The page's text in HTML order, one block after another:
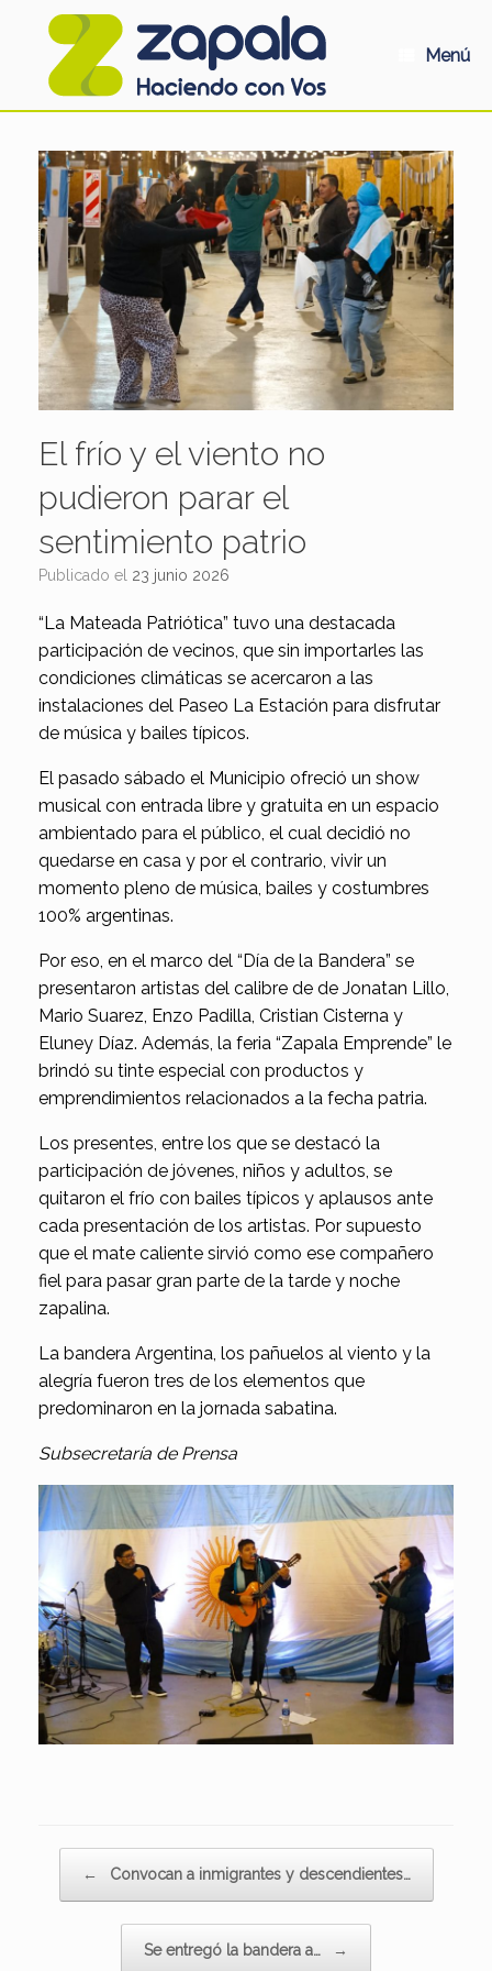
Menú
El frío y el viento no
pudieron parar el
sentimiento patrio
Publicado el 23 junio 2026
“La Mateada Patriótica” tuvo una destacada
participación de vecinos, que sin importarles las
condiciones climáticas se acercaron a las
instalaciones del Paseo La Estación para disfrutar
de música y bailes típicos.
El pasado sábado el Municipio ofreció un show
musical con entrada libre y gratuita en un espacio
ambientado para el público, el cual decidió no
quedarse en casa y por el contrario, vivir un
momento pleno de música, bailes y costumbres
100% argentinas.
Por eso, en el marco del “Día de la Bandera” se
presentaron artistas del calibre de de Jonatan Lillo,
Mario Suarez, Enzo Padilla, Cristian Cisterna y
Eluney Díaz. Además, la feria “Zapala Emprende” le
brindó su tinte especial con productos y
emprendimientos relacionados a la fecha patria.
Los presentes, entre los que se destacó la
participación de jóvenes, niños y adultos, se
quitaron el frío con bailes típicos y aplausos ante
cada presentación de los artistas. Por supuesto
que el mate caliente sirvió como ese compañero
fiel para pasar gran parte de la tarde y noche
zapalina.
La bandera Argentina, los pañuelos al viento y la
alegría fueron tres de los elementos que
predominaron en la jornada sabatina.
Subsecretaría de Prensa
← Convocan a inmigrantes y descendientes…
Se entregó la bandera a… →